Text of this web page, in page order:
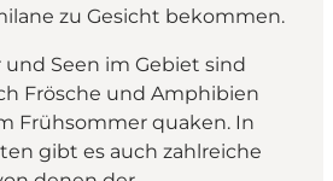
zu Gesicht bekommen.
und Seen im Gebiet sind
Frösche und Amphibien
Frühsommer quaken. In
gibt es auch zahlreiche